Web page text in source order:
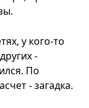
у кого-то
-
По
- загадка.